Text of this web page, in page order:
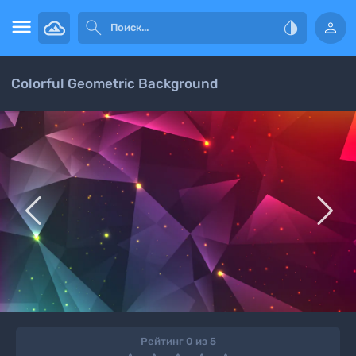
   
Colorful Geometric Background
 
Рейтинг 0 из 5